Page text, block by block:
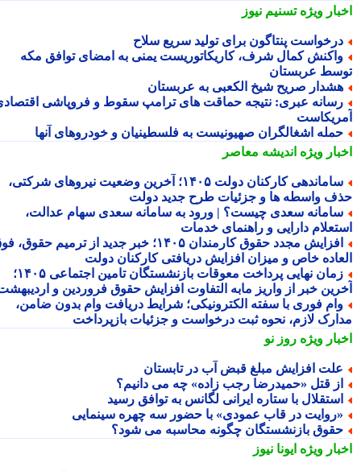
ویژهتسنیم نیوز
پنتاگون برای تولید سریع سلاح
کمال شرف، کاریکاتوریست یمنی به امضای توافق مکه
عربستان
صریح شیخ الکعبی به عربستان
عبری: نتیجه حماقت های ترامپ سقوط و فروپاشی اقتصادی
اشغالگران صهیونیست به فلسطینیان و خودروهای آنها
ویژهاندیشه معاصر
ساماندهی کارکنان دولت ۱۴۰۵؛ آخرین وضعیت نیروهای شرکتی،
واسطه ها و جزئیات طرح جدید دولت
سعدی چیست؟ | ورود به سامانه سعدی سهام عدالت،
دارایی و راهنمای خدمات
افزایش مجدد حقوق کارمندان ۱۴۰۵؛ خبر جدید از ترمیم حقوق، فوق
خاص و میزان افزایش دریافتی کارکنان دولت
زمان نهایی پرداخت معوقات بازنشستگان تامین اجتماعی ۱۴۰۵؛
خبر از واریز مابه التفاوت افزایش حقوق فروردین و اردیبهشت
فوری با سفته الکترونیکی؛ شرایط دریافت وام بدون ضامن،
لازم، نحوه ثبت درخواست و جزئیات بازپرداخت
ویژهروز نو
افزایش مبلغ قبض آب در تابستان
قتل «حمیدرضا رجب زاده» چه می دانیم؟
با ستاره ایرانی لگانس به توافق رسید
در قاب عمودی» با حضور سه چهره سینمایی
بازنشستگان چگونه محاسبه می شود؟
ویژهایونا نیوز